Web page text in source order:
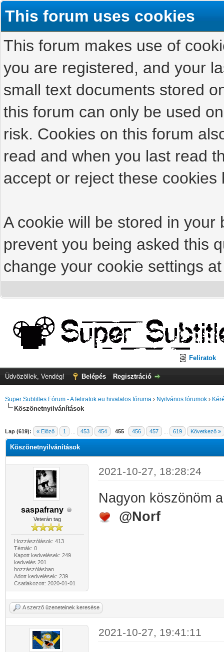
This forum uses cookies
This forum makes use of
you are registered, and your
small text documents stored
this forum can only be used
risk. Cookies on this forum
read and when you last read
accept or reject these cookies
A cookie will be stored in
prevent you being asked this
change your cookie settings
Feliratok
Üdvözöllek, Vendég! Belépés Regisztráció
Super Subtitles Fórum - A feliratok.eu hivatalos fóruma › Nyilvános fórumok ›
Köszönetnyilvánítások
Lap (619): « Előző 1 453 454 455 456 457 619 Következő »
Köszönetnyilvánítások
saspafrany
Veterán tag
Hozzászólások: 413
Témák: 0
Kapott kedvelések: 249
kedvelés 201
hozzászólásban
Adott kedvelések: 239
Csatlakozott: 2020-01-01
2021-10-27, 18:28:24
Nagyon köszönöm
@Norf
A szerző üzeneteinek keresése
2021-10-27, 19:41:11